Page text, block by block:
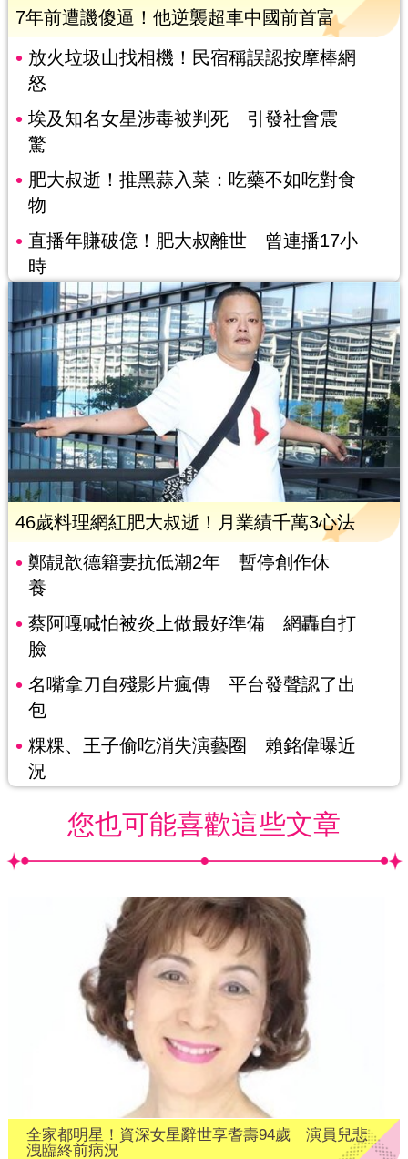
7年前遭譏傻逼！他逆襲超車中國前首富
放火垃圾山找相機！民宿稱誤認按摩棒網
怒
埃及知名女星涉毒被判死 引發社會震
驚
肥大叔逝！推黑蒜入菜：吃藥不如吃對食
物
直播年賺破億！肥大叔離世 曾連播17小
時
46歲料理網紅肥大叔逝！月業績千萬3心法
鄭靚歆德籍妻抗低潮2年 暫停創作休
養
蔡阿嘎喊怕被炎上做最好準備 網轟自打
臉
名嘴拿刀自殘影片瘋傳 平台發聲認了出
包
粿粿、王子偷吃消失演藝圈 賴銘偉曝近
況
您也可能喜歡這些文章
全家都明星！資深女星辭世享耆壽94歲 演員兒悲
洩臨終前病況